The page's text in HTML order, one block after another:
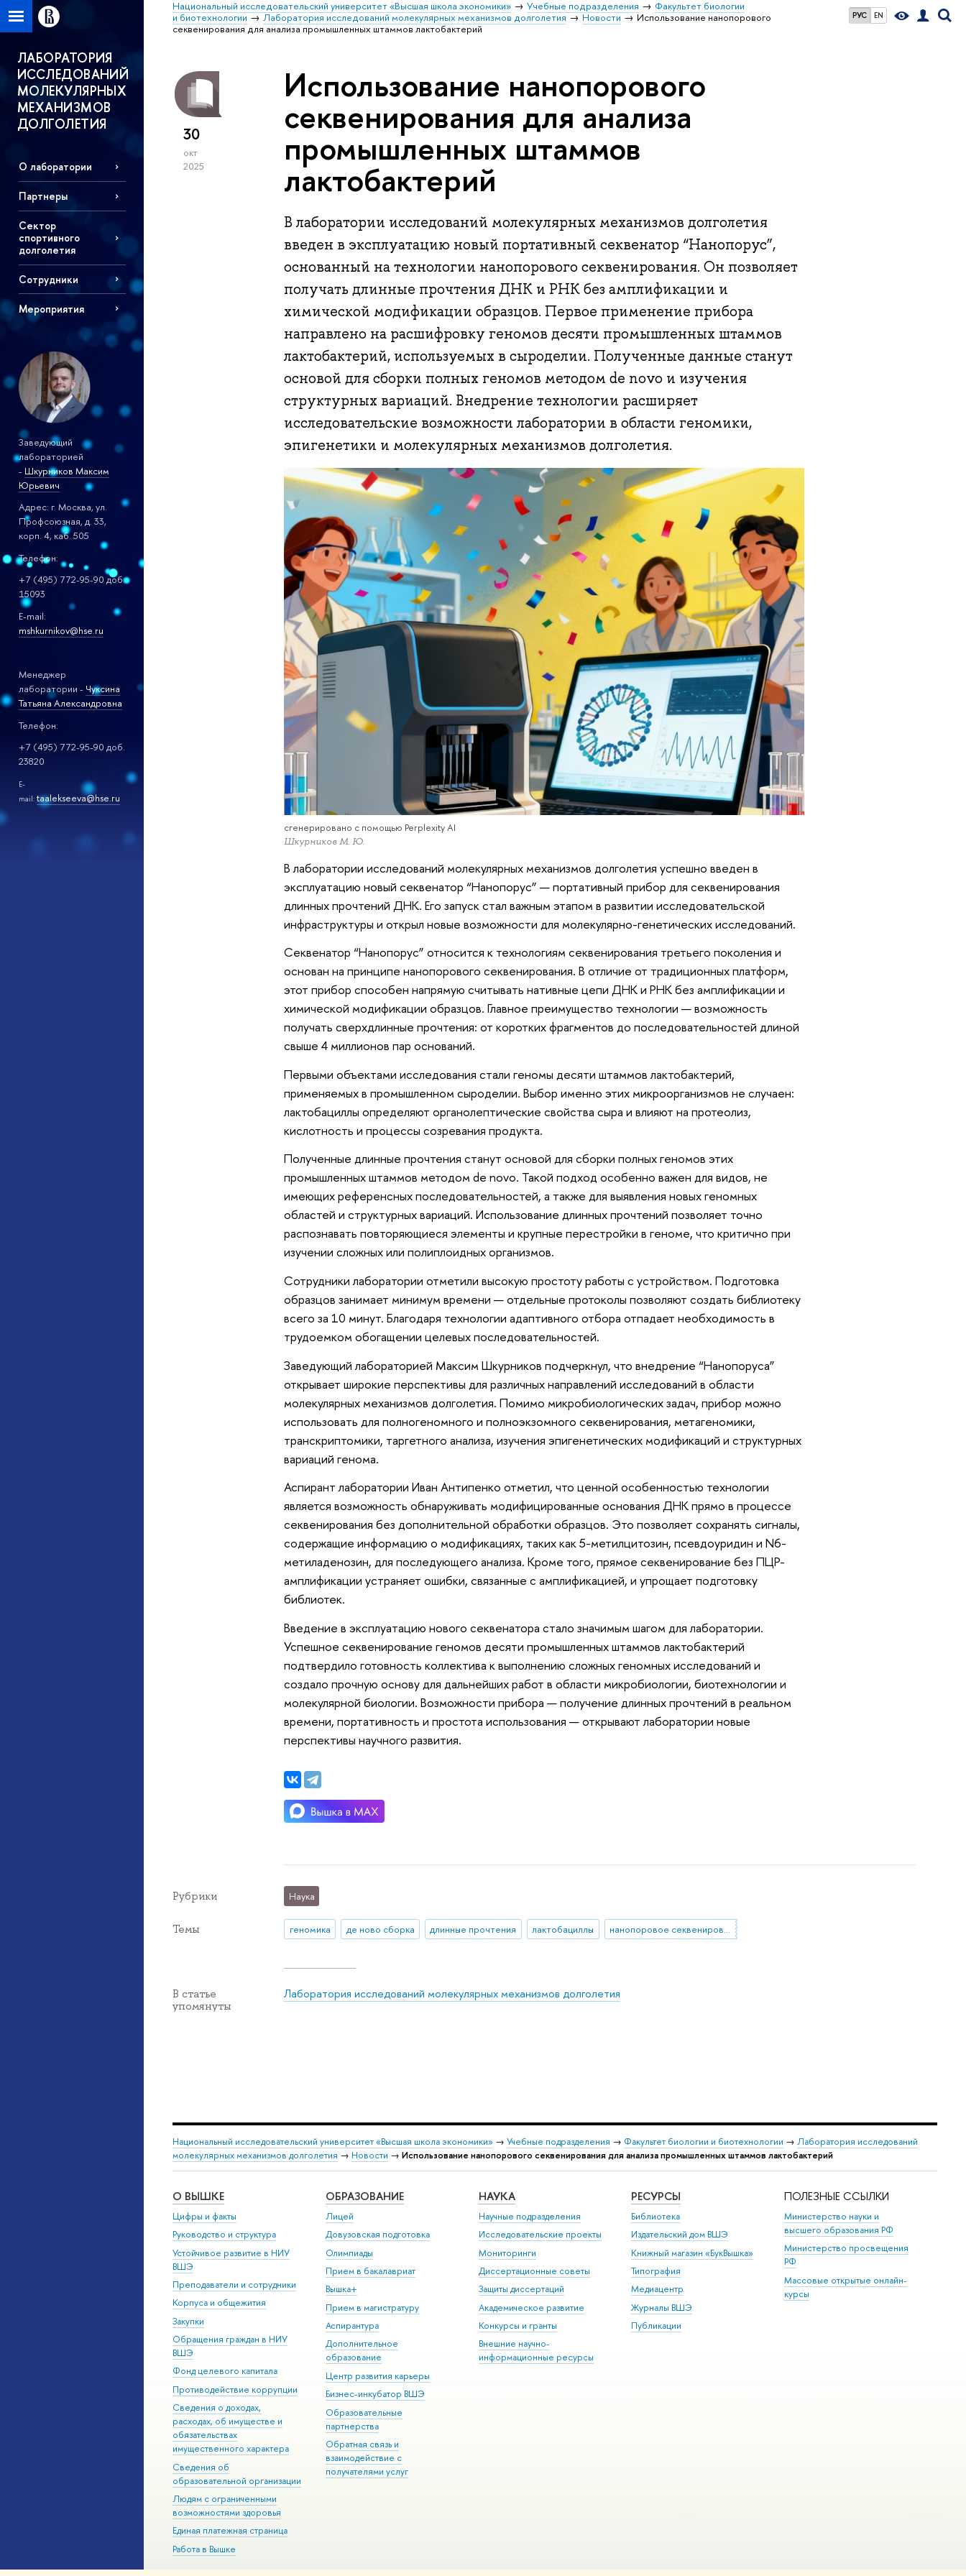
РУС EN
Национальный исследовательский университет «Высшая школа экономики» Учебные подразделения
Факультет биологии
и биотехнологии
Лаборатория исследований молекулярных механизмов долголетия Новости
Использование нанопорового
секвенирования для анализа промышленных штаммов лактобактерий
ЛАБОРАТОРИЯ
ИССЛЕДОВАНИЙ
МОЛЕКУЛЯРНЫХ
МЕХАНИЗМОВ
ДОЛГОЛЕТИЯ
О лаборатории
Партнеры
Сектор
спортивного
долголетия
Сотрудники
Мероприятия
Заведующий
лабораторией
- Шкурников Максим
Юрьевич
Адрес: г. Москва, ул.
Профсоюзная, д. 33,
корп. 4, каб. 505
Телефон:
+7 (495) 772-95-90 доб.
15093
E-mail:
mshkurnikov@hse.ru
Менеджер
лаборатории - Чуксина
Татьяна Александровна
Телефон:
+7 (495) 772-95-90 доб.
23820
E-
mail: taalekseeva@hse.ru
30
окт
2025
Использование нанопорового
секвенирования для анализа
промышленных штаммов
лактобактерий
В лаборатории исследований молекулярных механизмов долголетия
введен в эксплуатацию новый портативный секвенатор “Нанопорус”,
основанный на технологии нанопорового секвенирования. Он позволяет
получать длинные прочтения ДНК и РНК без амплификации и
химической модификации образцов. Первое применение прибора
направлено на расшифровку геномов десяти промышленных штаммов
лактобактерий, используемых в сыроделии. Полученные данные станут
основой для сборки полных геномов методом de novo и изучения
структурных вариаций. Внедрение технологии расширяет
исследовательские возможности лаборатории в области геномики,
эпигенетики и молекулярных механизмов долголетия.
сгенерировано с помощью Perplexity AI
Шкурников М. Ю.
В лаборатории исследований молекулярных механизмов долголетия успешно введен в
эксплуатацию новый секвенатор “Нанопорус” — портативный прибор для секвенирования
длинных прочтений ДНК. Его запуск стал важным этапом в развитии исследовательской
инфраструктуры и открыл новые возможности для молекулярно-генетических исследований.
Секвенатор “Нанопорус” относится к технологиям секвенирования третьего поколения и
основан на принципе нанопорового секвенирования. В отличие от традиционных платформ,
этот прибор способен напрямую считывать нативные цепи ДНК и РНК без амплификации и
химической модификации образцов. Главное преимущество технологии — возможность
получать сверхдлинные прочтения: от коротких фрагментов до последовательностей длиной
свыше 4 миллионов пар оснований.
Первыми объектами исследования стали геномы десяти штаммов лактобактерий,
применяемых в промышленном сыроделии. Выбор именно этих микроорганизмов не случаен:
лактобациллы определяют органолептические свойства сыра и влияют на протеолиз,
кислотность и процессы созревания продукта.
Полученные длинные прочтения станут основой для сборки полных геномов этих
промышленных штаммов методом de novo. Такой подход особенно важен для видов, не
имеющих референсных последовательностей, а также для выявления новых геномных
областей и структурных вариаций. Использование длинных прочтений позволяет точно
распознавать повторяющиеся элементы и крупные перестройки в геноме, что критично при
изучении сложных или полиплоидных организмов.
Сотрудники лаборатории отметили высокую простоту работы с устройством. Подготовка
образцов занимает минимум времени — отдельные протоколы позволяют создать библиотеку
всего за 10 минут. Благодаря технологии адаптивного отбора отпадает необходимость в
трудоемком обогащении целевых последовательностей.
Заведующий лабораторией Максим Шкурников подчеркнул, что внедрение “Нанопоруса”
открывает широкие перспективы для различных направлений исследований в области
молекулярных механизмов долголетия. Помимо микробиологических задач, прибор можно
использовать для полногеномного и полноэкзомного секвенирования, метагеномики,
транскриптомики, таргетного анализа, изучения эпигенетических модификаций и структурных
вариаций генома.
Аспирант лаборатории Иван Антипенко отметил, что ценной особенностью технологии
является возможность обнаруживать модифицированные основания ДНК прямо в процессе
секвенирования без дополнительной обработки образцов. Это позволяет сохранять сигналы,
содержащие информацию о модификациях, таких как 5-метилцитозин, псевдоуридин и N6-
метиладенозин, для последующего анализа. Кроме того, прямое секвенирование без ПЦР-
амплификации устраняет ошибки, связанные с амплификацией, и упрощает подготовку
библиотек.
Введение в эксплуатацию нового секвенатора стало значимым шагом для лаборатории.
Успешное секвенирование геномов десяти промышленных штаммов лактобактерий
подтвердило готовность коллектива к выполнению сложных геномных исследований и
создало прочную основу для дальнейших работ в области микробиологии, биотехнологии и
молекулярной биологии. Возможности прибора — получение длинных прочтений в реальном
времени, портативность и простота использования — открывают лаборатории новые
перспективы научного развития.
Рубрики Наука
Темы геномика де ново сборка длинные прочтения лактобациллы нанопоровое секвенирование
В статье
упомянуты
Лаборатория исследований молекулярных механизмов долголетия
Национальный исследовательский университет «Высшая школа экономики» → Учебные подразделения → Факультет биологии и биотехнологии → Лаборатория исследований
молекулярных механизмов долголетия → Новости → Использование нанопорового секвенирования для анализа промышленных штаммов лактобактерий
О ВЫШКЕ
Цифры и факты
Руководство и структура
Устойчивое развитие в НИУ
ВШЭ
Преподаватели и сотрудники
Корпуса и общежития
Закупки
Обращения граждан в НИУ
ВШЭ
Фонд целевого капитала
Противодействие коррупции
Сведения о доходах,
расходах, об имуществе и
обязательствах
имущественного характера
Сведения об
образовательной организации
Людям с ограниченными
возможностями здоровья
Единая платежная страница
Работа в Вышке
ОБРАЗОВАНИЕ
Лицей
Довузовская подготовка
Олимпиады
Прием в бакалавриат
Вышка+
Прием в магистратуру
Аспирантура
Дополнительное
образование
Центр развития карьеры
Бизнес-инкубатор ВШЭ
Образовательные
партнерства
Обратная связь и
взаимодействие с
получателями услуг
НАУКА
Научные подразделения
Исследовательские проекты
Мониторинги
Диссертационные советы
Защиты диссертаций
Академическое развитие
Конкурсы и гранты
Внешние научно-
информационные ресурсы
РЕСУРСЫ
Библиотека
Издательский дом ВШЭ
Книжный магазин «БукВышка»
Типография
Медиацентр
Журналы ВШЭ
Публикации
ПОЛЕЗНЫЕ ССЫЛКИ
Министерство науки и
высшего образования РФ
Министерство просвещения
РФ
Массовые открытые онлайн-
курсы